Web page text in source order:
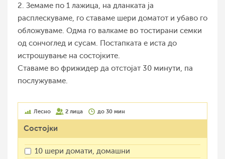
2. Земаме по 1 лажица, на дланката ја
расплескуваме, го ставаме шери доматот и убаво го
обложуваме. Одма го валкаме во тостирани семки
од сончоглед и сусам. Постапката е иста до
истрошување на состојките.
Ставаме во фрижидер да отстојат 30 минути, па
послужуваме.
Лесно 2 лица до 30 мин
Состојки
10 шери домати, домашни